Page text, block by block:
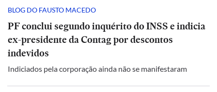
BLOG DO FAUSTO MACEDO
PF conclui segundo inquérito do INSS e indicia
ex-presidente da Contag por descontos
indevidos
Indiciados pela corporação ainda não se manifestaram